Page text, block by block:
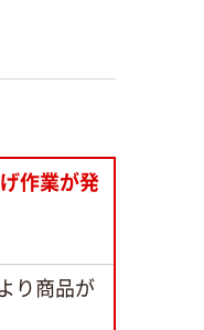
作業が発
り商品が